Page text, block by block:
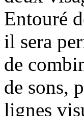
Entouré
il sera
de
de sons,
lignes